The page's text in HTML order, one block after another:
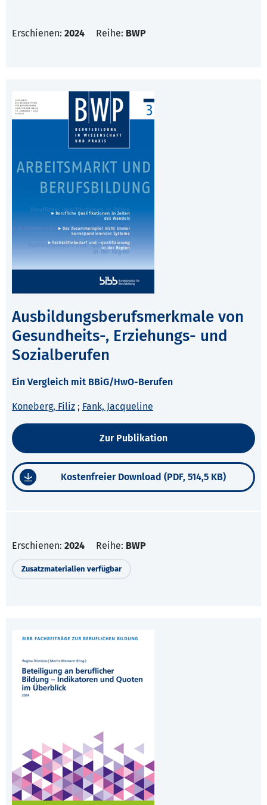
Erschienen: 2024 Reihe: BWP
Ausbildungsberufsmerkmale von
Gesundheits-, Erziehungs- und
Sozialberufen
Ein Vergleich mit BBiG/HwO-Berufen
Koneberg, Filiz ; Fank, Jacqueline
Zur Publikation
Kostenfreier Download (PDF, 514,5 KB)
Erschienen: 2024 Reihe: BWP
Zusatzmaterialien verfügbar